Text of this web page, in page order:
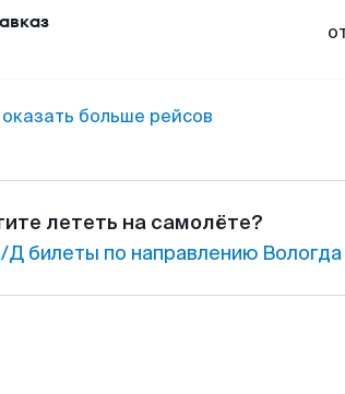
больше рейсов
лететь на самолёте?
билеты по направлению Вологда